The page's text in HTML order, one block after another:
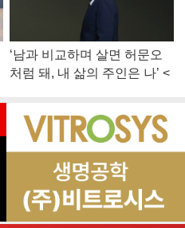
‘남과 비교하며 살면 허문오
처럼 돼, 내 삶의 주인은 나’ <